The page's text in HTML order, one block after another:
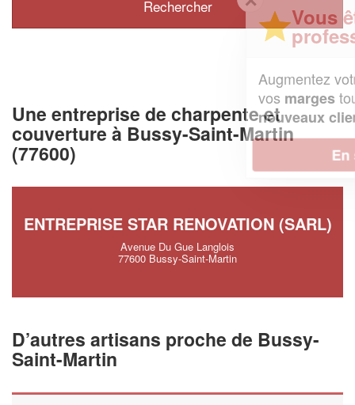
Une entreprise de charpente et
couverture à Bussy-Saint-Martin
(77600)
ENTREPRISE STAR RENOVATION (SARL)
Avenue Du Gue Langlois
77600 Bussy-Saint-Martin
D’autres artisans proche de Bussy-
Saint-Martin
Vous êtes un
professionnel ?
chiffre d'affaireset
tout en gagnant de
nouveaux clients!